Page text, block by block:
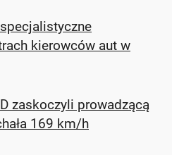
kierowców aut w
zaskoczyli prowadzącą
169 km/h